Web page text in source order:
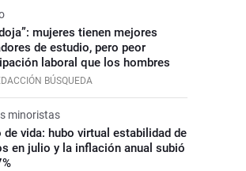
mujeres tienen mejores
de estudio, pero peor
laboral que los hombres
BÚSQUEDA
minoristas
de vida: hubo virtual estabilidad de
en julio y la inflación anual subió